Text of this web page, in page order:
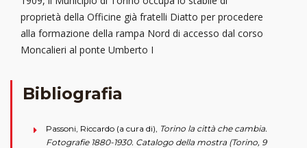
proprietà della Officine già fratelli Diatto per procedere
alla formazione della rampa Nord di accesso dal corso
Moncalieri al ponte Umberto I
Bibliografia
Passoni, Riccardo (a cura di), Torino la città che cambia.
Fotografie 1880-1930. Catalogo della mostra (Torino, 9